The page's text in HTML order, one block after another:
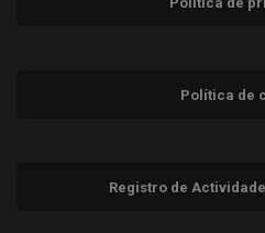
Política de
Registro de